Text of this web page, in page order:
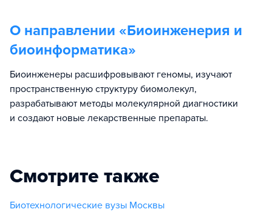
О направлении «Биоинженерия и
биоинформатика»
Биоинженеры расшифровывают геномы, изучают
пространственную структуру биомолекул,
разрабатывают методы молекулярной диагностики
и создают новые лекарственные препараты.
Смотрите также
Биотехнологические вузы Москвы